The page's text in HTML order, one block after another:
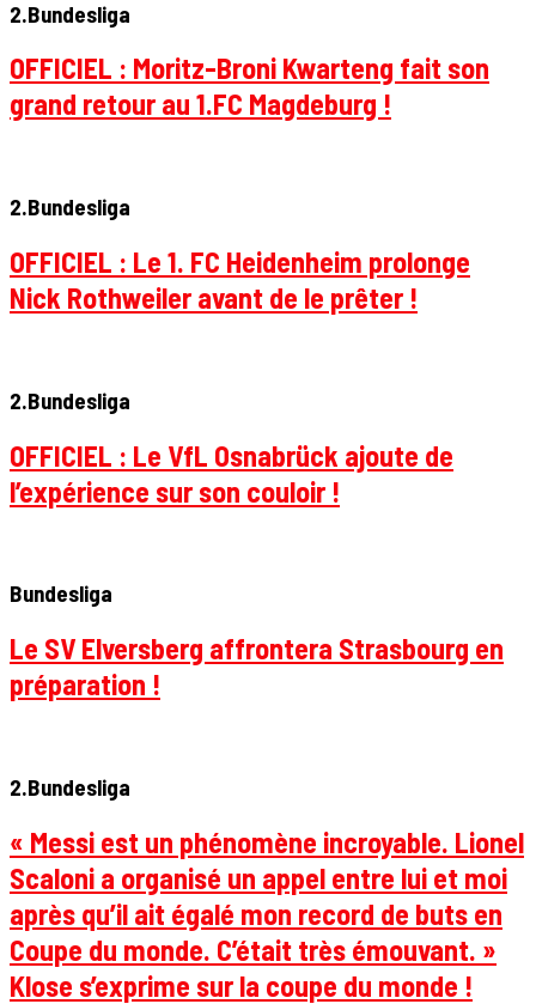
2.Bundesliga
OFFICIEL : Moritz-Broni Kwarteng fait son
grand retour au 1.FC Magdeburg !
2.Bundesliga
OFFICIEL : Le 1. FC Heidenheim prolonge
Nick Rothweiler avant de le prêter !
2.Bundesliga
OFFICIEL : Le VfL Osnabrück ajoute de
l’expérience sur son couloir !
Bundesliga
Le SV Elversberg affrontera Strasbourg en
préparation !
2.Bundesliga
« Messi est un phénomène incroyable. Lionel
Scaloni a organisé un appel entre lui et moi
après qu’il ait égalé mon record de buts en
Coupe du monde. C’était très émouvant. »
Klose s’exprime sur la coupe du monde !